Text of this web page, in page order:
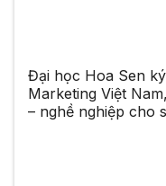
Đại học Hoa Sen
Marketing Việt
– nghề nghiệp cho